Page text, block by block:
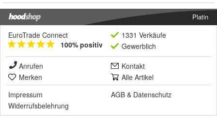
Platin
EuroTrade Connect
100% positiv
1331 Verkäufe
Gewerblich
Anrufen
Kontakt
Merken
Alle Artikel
Impressum
AGB & Datenschutz
Widerrufsbelehrung